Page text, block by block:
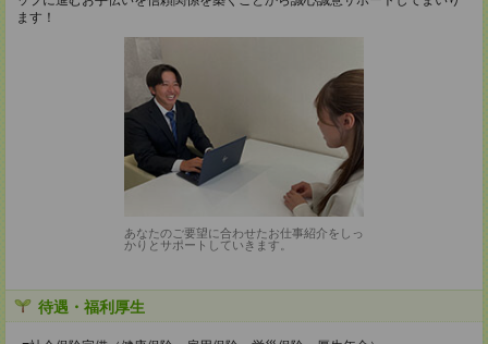
ます！
あなたのご要望に合わせたお仕事紹介をしっ
かりとサポートしていきます。
待遇・福利厚生